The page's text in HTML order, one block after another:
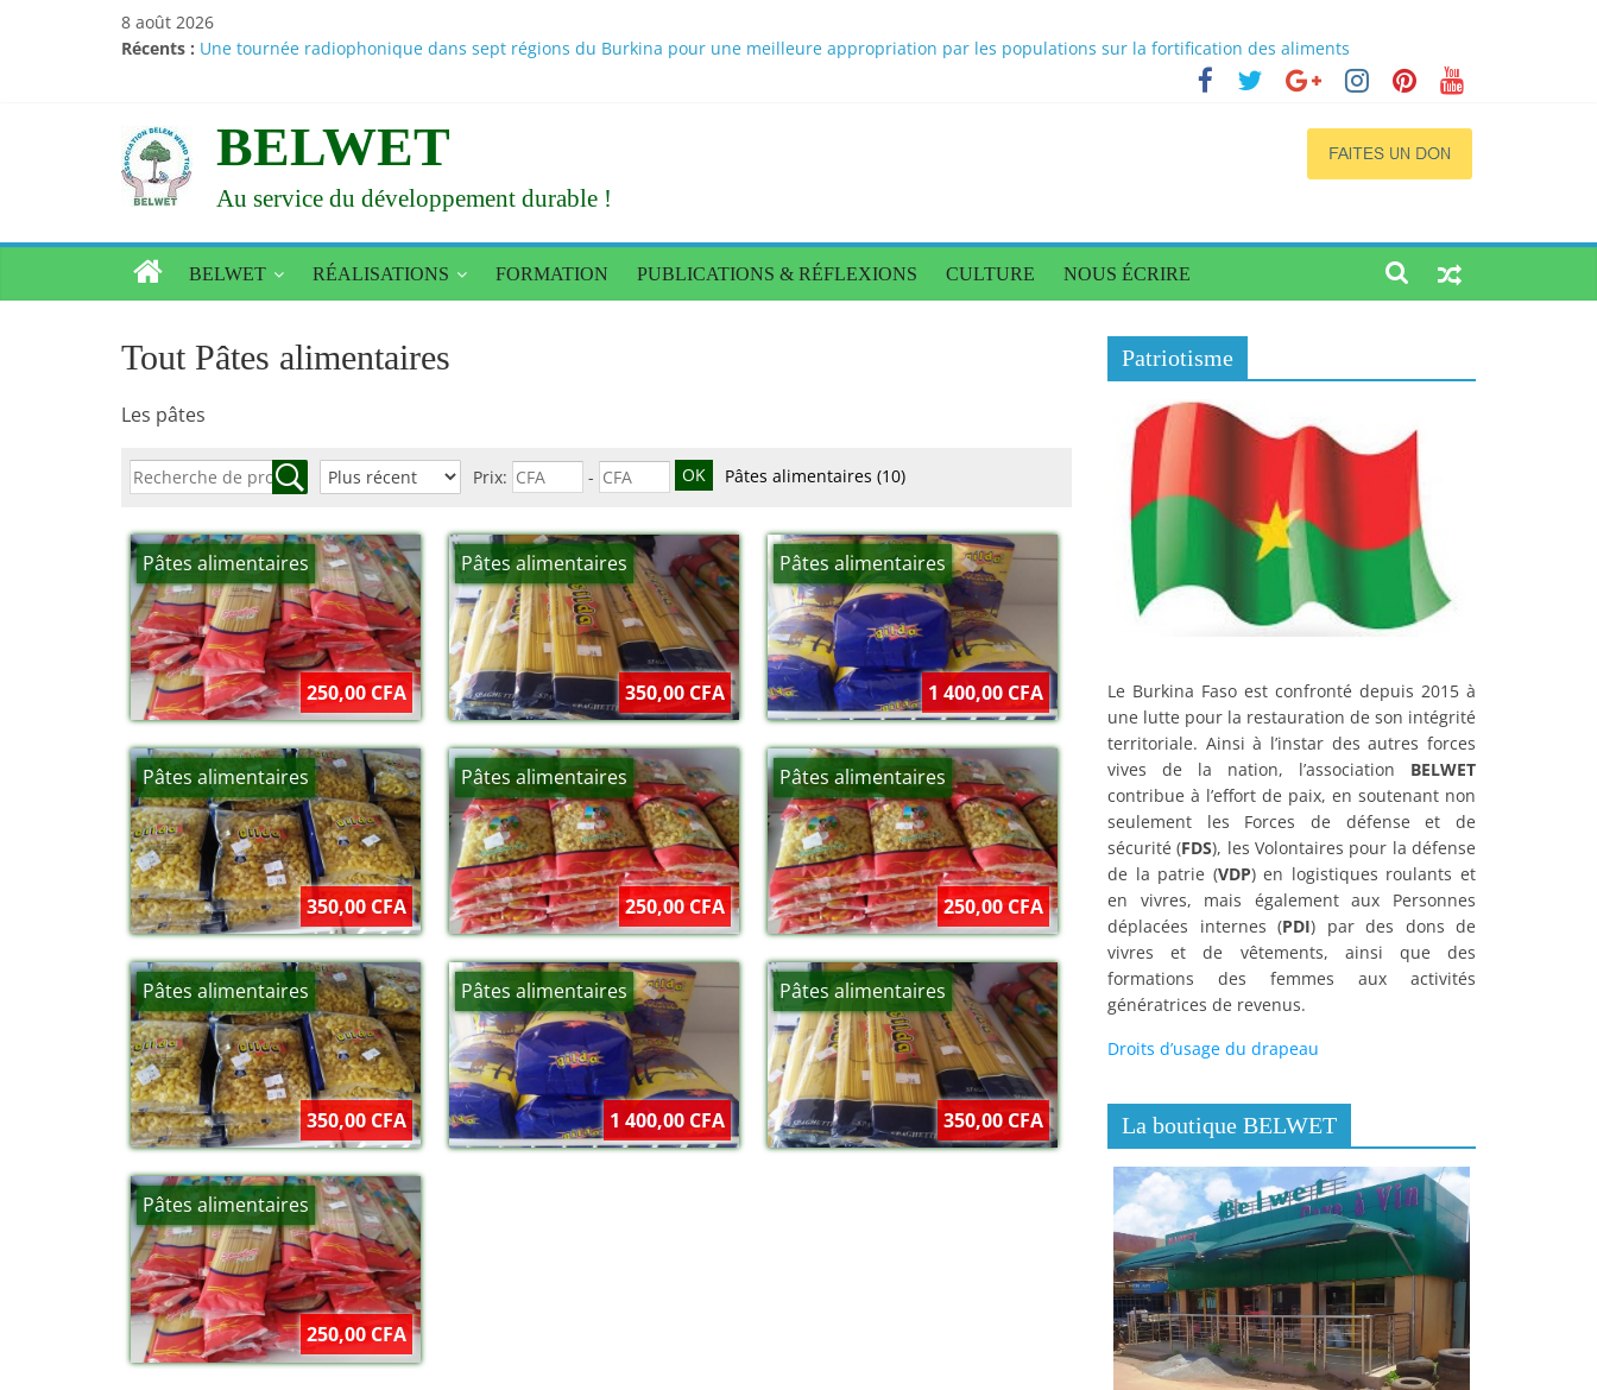
8 août 2026
Récents :
Vœux du nouvel an 2026 : Le Larlé Naaba Tigré donne des orientations pour une production alimentaire endogène de qualité et accessible
Une tournée radiophonique dans sept régions du Burkina pour une meilleure appropriation par les populations sur la fortification des aliments
Le Larlé Naaba Tigré consacre sa XXXVI année de règne
BELWET
Au service du développement durable !
BELWET RÉALISATIONS FORMATION PUBLICATIONS & RÉFLEXIONS CULTURE NOUS ÉCRIRE
Tout Pâtes alimentaires
Les pâtes
Prix: - Pâtes alimentaires (10)
Pâtes alimentaires
250,00 CFA
Pâtes alimentaires
350,00 CFA
Pâtes alimentaires
1 400,00 CFA
Pâtes alimentaires
350,00 CFA
Pâtes alimentaires
250,00 CFA
Pâtes alimentaires
250,00 CFA
Pâtes alimentaires
350,00 CFA
Pâtes alimentaires
1 400,00 CFA
Pâtes alimentaires
350,00 CFA
Pâtes alimentaires
250,00 CFA
Patriotisme
Le Burkina Faso est confronté depuis 2015 à
une lutte pour la restauration de son intégrité
territoriale. Ainsi à l’instar des autres forces
vives de la nation, l’association BELWET
contribue à l’effort de paix, en soutenant non
seulement les Forces de défense et de
sécurité (FDS), les Volontaires pour la défense
de la patrie (VDP) en logistiques roulants et
en vivres, mais également aux Personnes
déplacées internes (PDI) par des dons de
vivres et de vêtements, ainsi que des
formations des femmes aux activités
génératrices de revenus.
Droits d’usage du drapeau
La boutique BELWET